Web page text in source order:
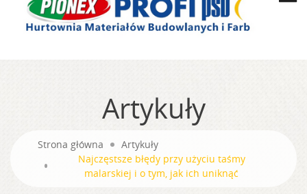
Artykuły
Strona główna
Artykuły
Najczęstsze błędy przy użyciu taśmy
malarskiej i o tym, jak ich uniknąć